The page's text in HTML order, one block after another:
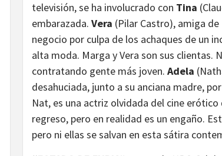
televisión, se ha involucrado con Tina
embarazada. Vera (Pilar Castro), amiga
negocio por culpa de los achaques de un
alta moda. Marga y Vera son sus clientas.
contratando gente más joven. Adela
desahuciada, junto a su anciana madre,
Nat, es una actriz olvidada del cine
regreso, pero en realidad es un engaño.
pero ni ellas se salvan en esta sátira